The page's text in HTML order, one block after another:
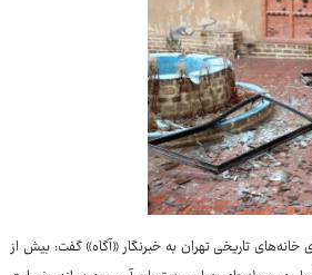
تاریخی تهران به خبرنگار «آگاه» گفت: بیش از